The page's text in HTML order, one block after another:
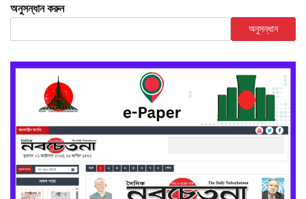
অনুসন্ধান করুন
অনুসন্ধান